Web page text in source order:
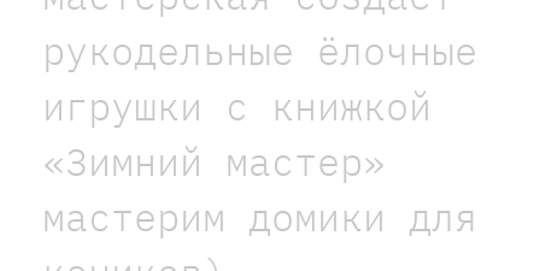
рукодельные ёлочные
игрушки с книжкой
«Зимний мастер»
мастерим домики для